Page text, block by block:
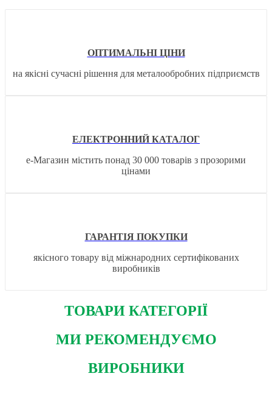
ОПТИМАЛЬНІ ЦІНИ
на якісні сучасні рішення для металообробних підприємств
ЕЛЕКТРОННИЙ КАТАЛОГ
е-Магазин містить понад 30 000 товарів з прозорими
цінами
ГАРАНТІЯ ПОКУПКИ
якісного товару від міжнародних сертифікованих
виробників
ТОВАРИ КАТЕГОРІЇ
МИ РЕКОМЕНДУЄМО
ВИРОБНИКИ